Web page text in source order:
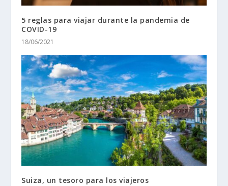
5 reglas para viajar durante la pandemia de
COVID-19
18/06/2021
Suiza, un tesoro para los viajeros